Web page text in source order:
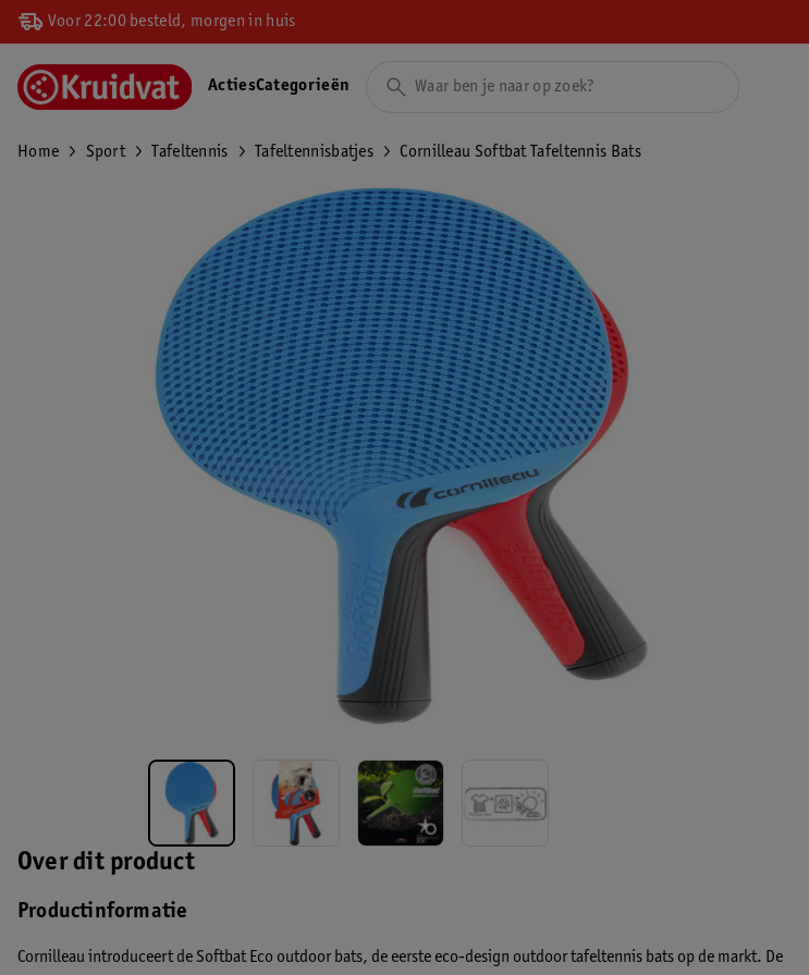
Voor 22:00 besteld, morgen in huis
ActiesCategorieën
Home Sport Tafeltennis Tafeltennisbatjes Cornilleau Softbat Tafeltennis Bats
Over dit product
Productinformatie
Cornilleau introduceert de Softbat Eco outdoor bats, de eerste eco-design outdoor tafeltennis bats op de markt. De